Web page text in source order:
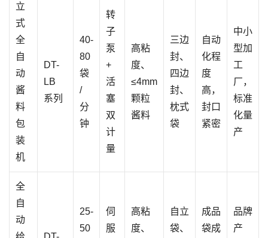
立
式
全
自
动
酱
料
包
装
机
DT-
LB
系列
40-
80
袋
/
分
钟
转
子
泵
+
活
塞
双
计
量
高粘
度、
≤4mm
颗粒
酱料
三边
封、
四边
封、
枕式
袋
自动
化程
度
高，
封口
紧密
中小
型加
工
厂，
标准
化量
产
全
自
动
25-
50
伺
服
高粘
度、
自立
袋、
成品
袋成
品牌
产